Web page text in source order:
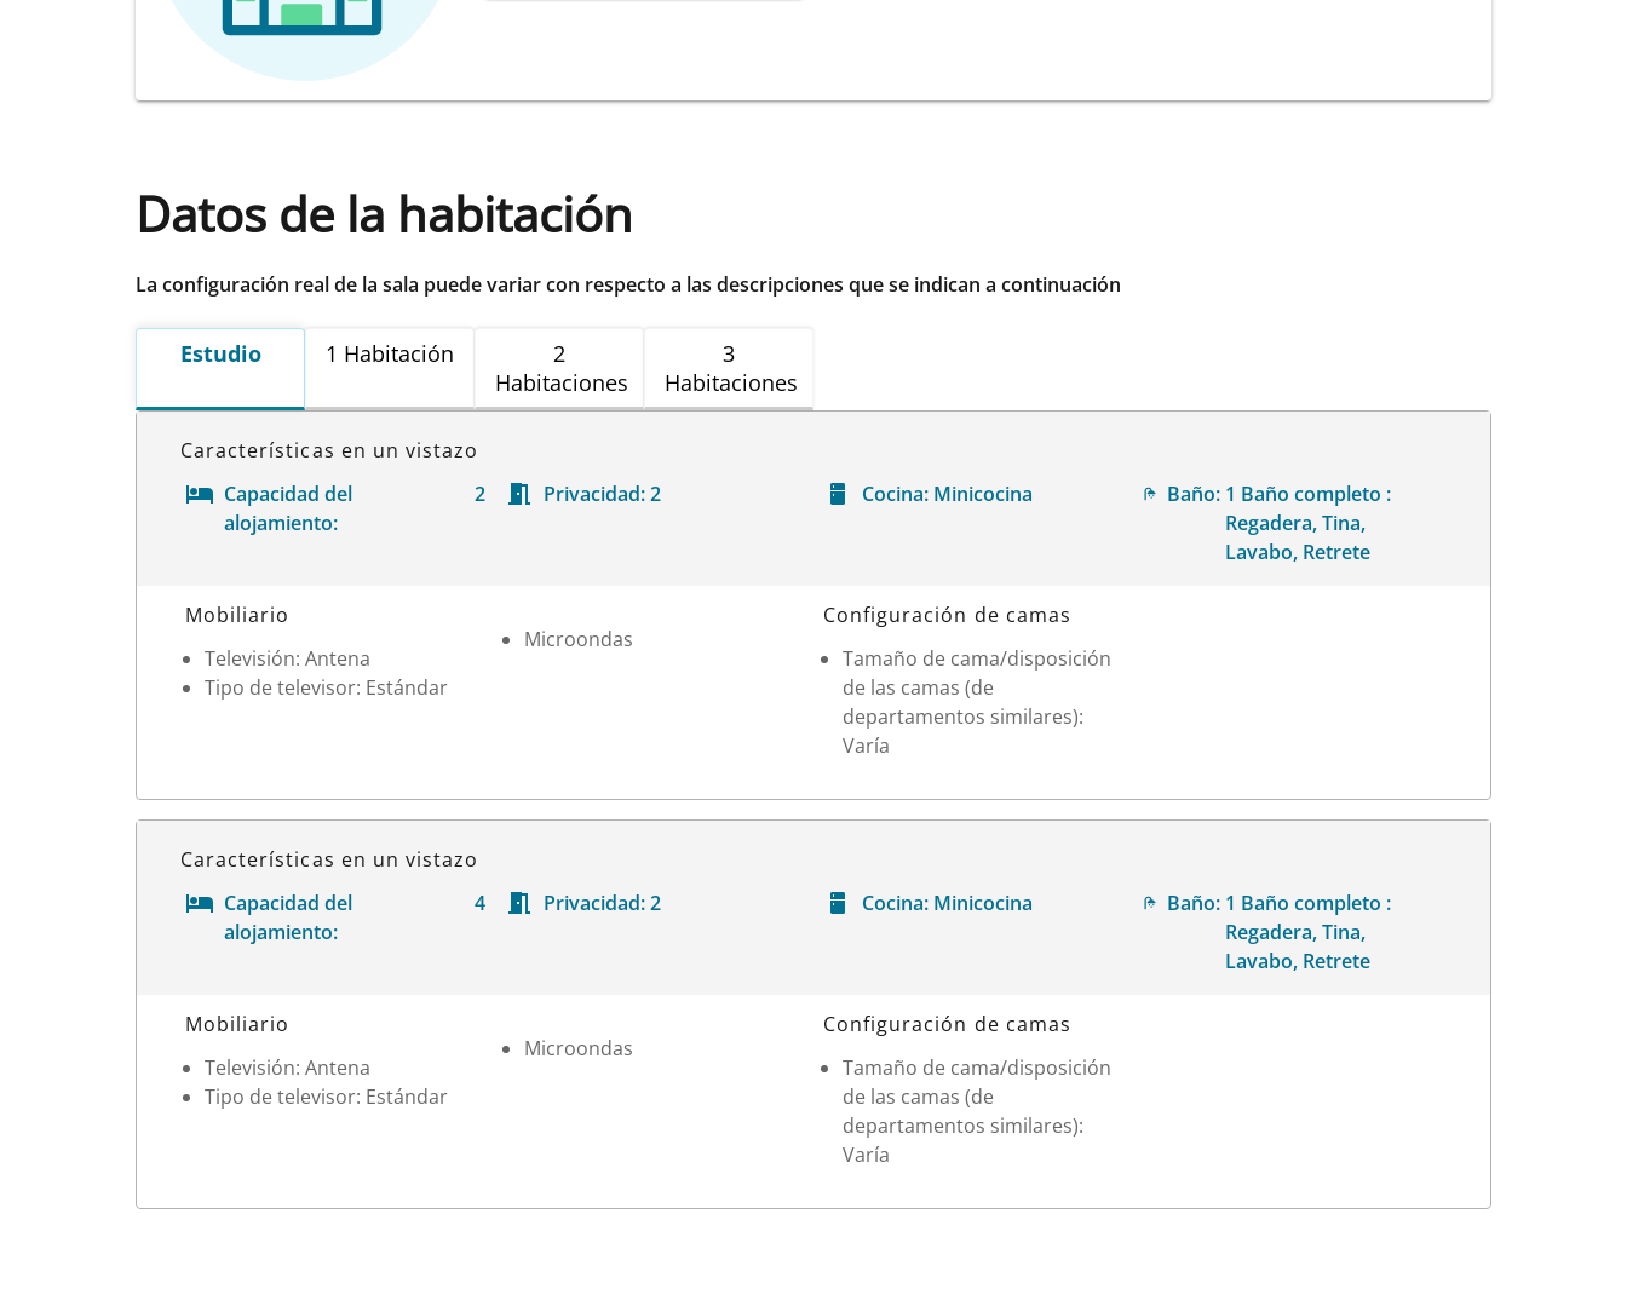
Datos de la habitación
La configuración real de la sala puede variar con respecto a las descripciones que se indican a continuación
Estudio 1 Habitación
2
Habitaciones
3
Habitaciones
Características en un vistazo
Capacidad del
alojamiento:
2 Privacidad: 2 Cocina: Minicocina Baño: 1 Baño completo :
Regadera, Tina,
Lavabo, Retrete
Datos de la habitación
Mobiliario
Televisión: Antena
Tipo de televisor: Estándar
Microondas
Configuración de camas
Tamaño de cama/disposición
de las camas (de
departamentos similares):
Varía
Características en un vistazo
Capacidad del
alojamiento:
4 Privacidad: 2 Cocina: Minicocina Baño: 1 Baño completo :
Regadera, Tina,
Lavabo, Retrete
Datos de la habitación
Mobiliario
Televisión: Antena
Tipo de televisor: Estándar
Microondas
Configuración de camas
Tamaño de cama/disposición
de las camas (de
departamentos similares):
Varía